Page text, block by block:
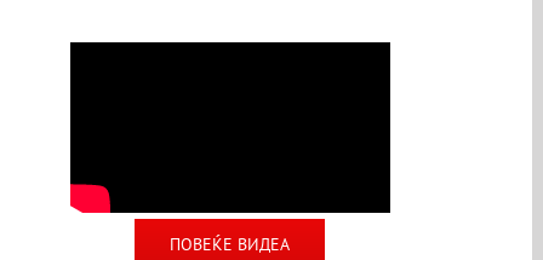
ПОВЕЌЕ ВИДЕА